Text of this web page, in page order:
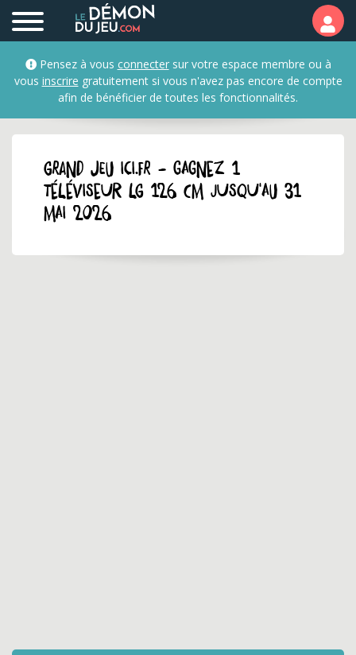
Pensez à vous connectersur votre espace membre ou à
vous inscrire gratuitement si vous n'avez pas encore de compte
afin de bénéficier de toutes les fonctionnalités.
GRAND JEU ici.fr - Gagnez 1
téléviseur LG 126 cm jusqu'au 31
mai 2026